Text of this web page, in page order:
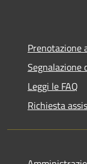
Prenotazione
Segnalazione
Leggi le FAQ
Richiesta